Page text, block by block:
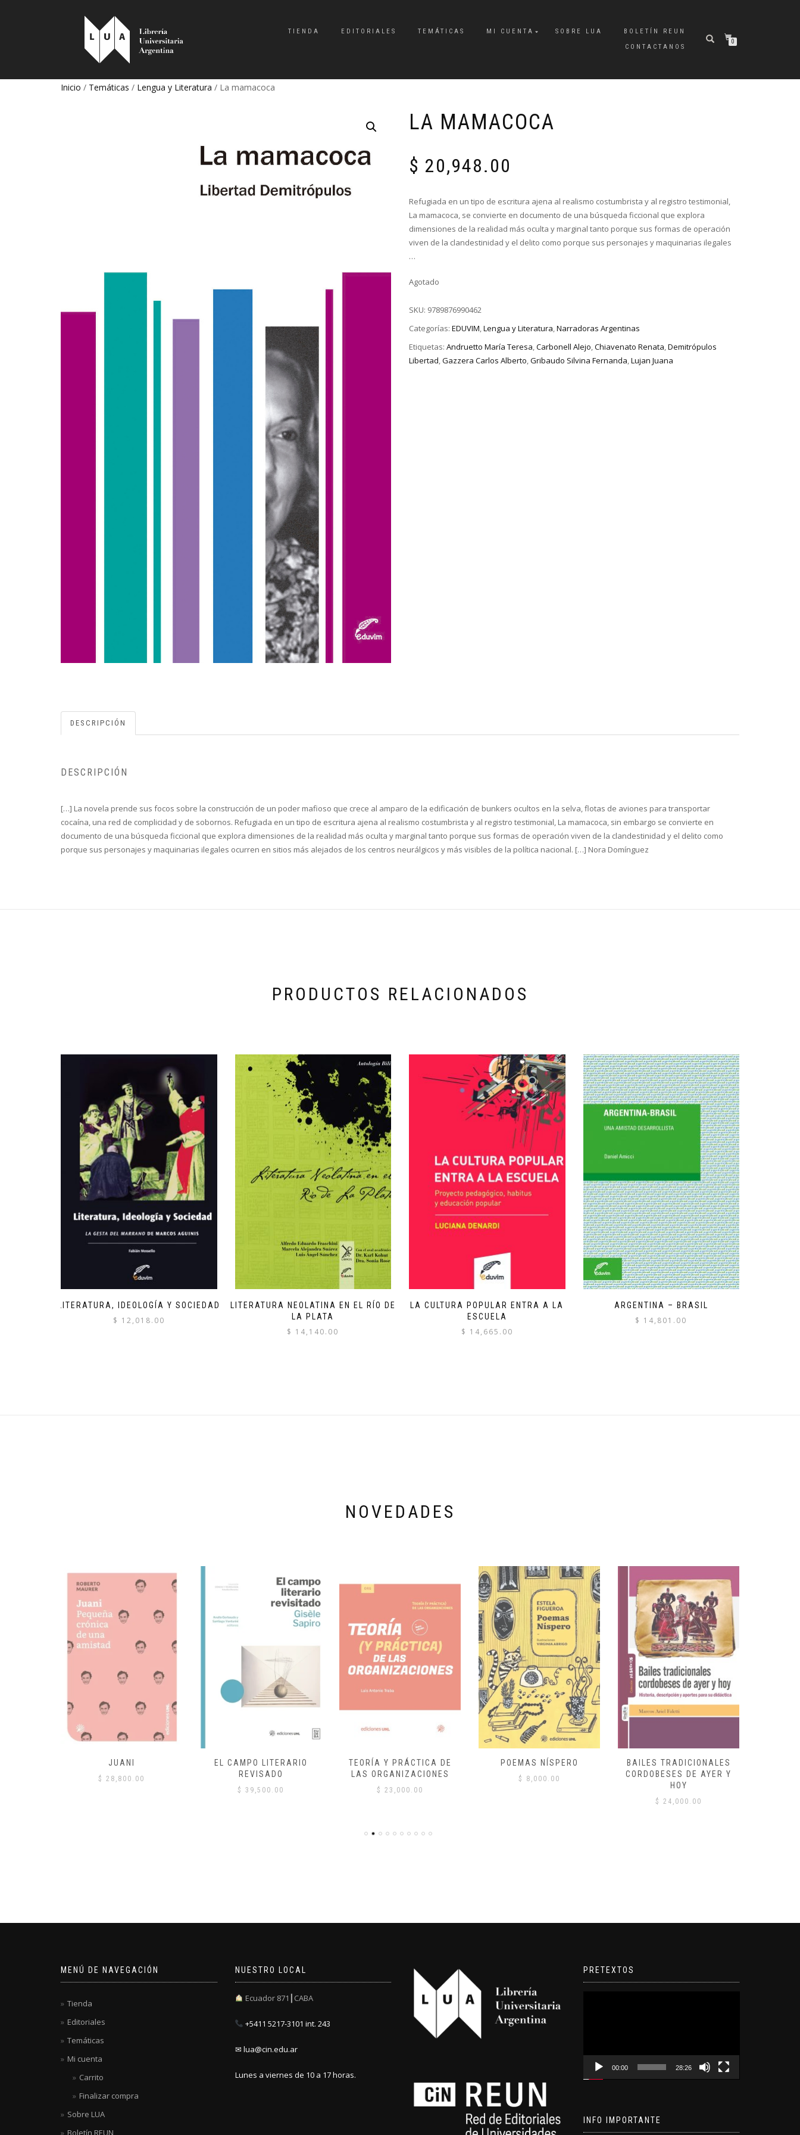
TIENDA EDITORIALES TEMÁTICAS MI CUENTA SOBRE LUA
BOLETÍN REUN
CONTACTANOS
0
Inicio / Temáticas / Lengua y Literatura / La mamacoca
LA MAMACOCA
$ 20,948.00
Refugiada en un tipo de escritura ajena al realismo costumbrista y al registro testimonial,
La mamacoca, se convierte en documento de una búsqueda ficcional que explora
dimensiones de la realidad más oculta y marginal tanto porque sus formas de operación
viven de la clandestinidad y el delito como porque sus personajes y maquinarias ilegales
…
Agotado
SKU: 9789876990462
Categorías: EDUVIM,Lengua y Literatura,Narradoras Argentinas
Etiquetas: Andruetto María Teresa,Carbonell Alejo,Chiavenato Renata,Demitrópulos
Libertad,Gazzera Carlos Alberto,Gribaudo Silvina Fernanda,Lujan Juana
DESCRIPCIÓN
DESCRIPCIÓN
[…] La novela prende sus focos sobre la construcción de un poder mafioso que crece al amparo de la edificación de bunkers ocultos en la selva, flotas de aviones para transportar
cocaína, una red de complicidad y de sobornos. Refugiada en un tipo de escritura ajena al realismo costumbrista y al registro testimonial, La mamacoca, sin embargo se convierte en
documento de una búsqueda ficcional que explora dimensiones de la realidad más oculta y marginal tanto porque sus formas de operación viven de la clandestinidad y el delito como
porque sus personajes y maquinarias ilegales ocurren en sitios más alejados de los centros neurálgicos y más visibles de la política nacional. […] Nora Domínguez
PRODUCTOS RELACIONADOS
LITERATURA, IDEOLOGÍA Y SOCIEDAD
$ 12,018.00
LITERATURA NEOLATINA EN EL RÍO DE
LA PLATA
$ 14,140.00
LA CULTURA POPULAR ENTRA A LA
ESCUELA
$ 14,665.00
ARGENTINA – BRASIL
$ 14,801.00
NOVEDADES
JUANI
$ 28,800.00
EL CAMPO LITERARIO
REVISADO
$ 39,500.00
TEORÍA Y PRÁCTICA DE
LAS ORGANIZACIONES
$ 23,000.00
POEMAS NÍSPERO
$ 8,000.00
BAILES TRADICIONALES
CORDOBESES DE AYER Y
HOY
$ 24,000.00
MENÚ DE NAVEGACIÓN
Tienda
Editoriales
Temáticas
Mi cuenta
Carrito
Finalizar compra
Sobre LUA
Boletín REUN
NUESTRO LOCAL
Ecuador 871┃CABA
+5411 5217-3101 int. 243
✉ lua@cin.edu.ar
Lunes a viernes de 10 a 17 horas.
PRETEXTOS
00:00 28:26
INFO IMPORTANTE